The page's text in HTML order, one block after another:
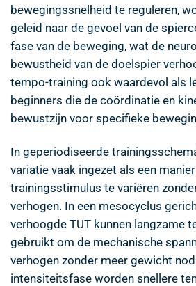
bewegingssnelheid te reguleren,
geleid naar de gevoel van de
fase van de beweging, wat de
bewustheid van de doelspier
tempo-training ook waardevol als
beginners die de coördinatie en
bewustzijn voor specifieke
In geperiodiseerde
variatie vaak ingezet als een
trainingsstimulus te variëren
verhogen. In een mesocyclus
verhoogde TUT kunnen langzame
gebruikt om de mechanische
verhogen zonder meer gewicht
intensiteitsfase worden snellere